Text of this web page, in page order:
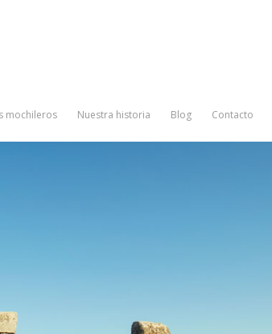
mochileros Nuestra historia Blog Contacto